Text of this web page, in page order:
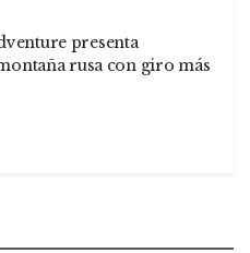
presenta
rusa con giro más